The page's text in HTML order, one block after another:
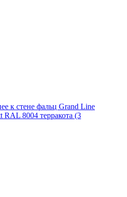
к стене фальц Grand Line
RAL 8004 терракота (3